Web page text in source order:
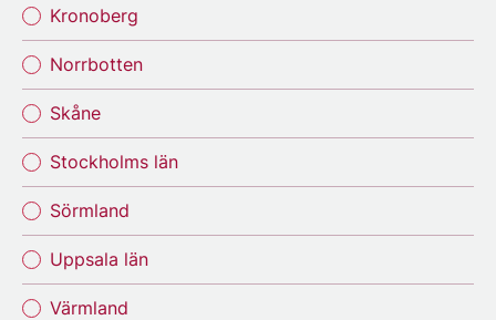
Kronoberg
Norrbotten
Skåne
Stockholms län
Sörmland
Uppsala län
Värmland